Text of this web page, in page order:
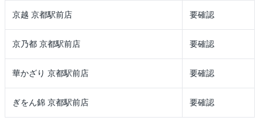
京越 京都駅前店 要確認
京乃都 京都駅前店 要確認
華かざり 京都駅前店 要確認
ぎをん錦 京都駅前店 要確認